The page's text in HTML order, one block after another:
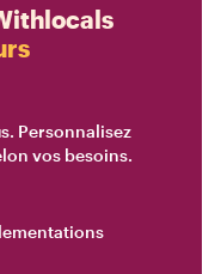
Personnalisez
vos besoins.